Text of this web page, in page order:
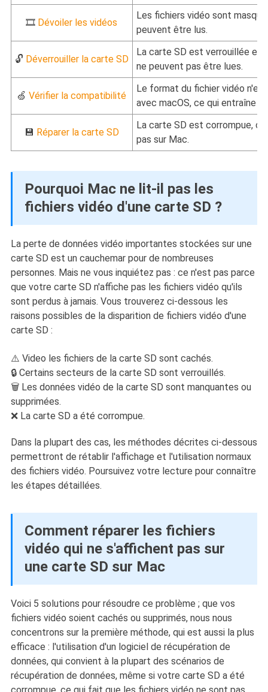
🎞️ Dévoiler les vidéos
Les fichiers vidéo sont
peuvent être lus.
🔓 Déverrouiller la carte SD
La carte SD est verrouillée et
ne peuvent pas être lues.
🍏Vérifier la compatibilité
Le format du fichier vidéo
avec macOS, ce qui entraîne
💾 Réparer la carte SD
La carte SD est corrompue,
pas sur Mac.
Pourquoi Mac ne lit-il pas les
fichiers vidéo d'une carte SD ?
La perte de données vidéo importantes stockées sur une
carte SD est un cauchemar pour de nombreuses
personnes. Mais ne vous inquiétez pas : ce n'est pas parce
que votre carte SD n'affiche pas les fichiers vidéo qu'ils
sont perdus à jamais. Vous trouverez ci-dessous les
raisons possibles de la disparition de fichiers vidéo d'une
carte SD :
⚠️ Video les fichiers de la carte SD sont cachés.
🔒 Certains secteurs de la carte SD sont verrouillés.
🗑️ Les données vidéo de la carte SD sont manquantes ou
supprimées.
❌ La carte SD a été corrompue.
Dans la plupart des cas, les méthodes décrites ci-dessous
permettront de rétablir l'affichage et l'utilisation normaux
des fichiers vidéo. Poursuivez votre lecture pour connaître
les étapes détaillées.
Comment réparer les fichiers
vidéo qui ne s'affichent pas sur
une carte SD sur Mac
Voici 5 solutions pour résoudre ce problème ; que vos
fichiers vidéo soient cachés ou supprimés, nous nous
concentrons sur la première méthode, qui est aussi la plus
efficace : l'utilisation d'un logiciel de récupération de
données, qui convient à la plupart des scénarios de
récupération de données, même si votre carte SD a été